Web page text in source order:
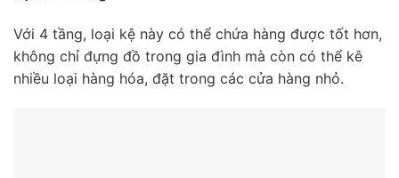
Với 4 tầng, loại kệ này có thể chứa hàng được tốt hơn,
không chỉ đựng đồ trong gia đình mà còn có thể kê
nhiều loại hàng hóa, đặt trong các cửa hàng nhỏ.